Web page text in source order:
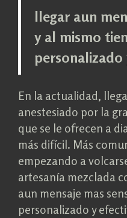
llegar aun
y al mismo
En la actualidad,
anestesiado por la
que se le ofrecen a
más difícil. Más
empezando a
artesanía mezclada
aun mensaje mas
personalizado y